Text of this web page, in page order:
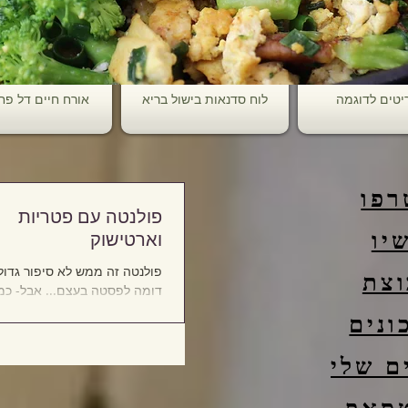
אורח חיים דל לוח סדנאות בישול בריא לדוגמה
פולנטה עם פטריות
וארטישוק
פולנטה זה ממש לא סיפור
דומה לפסטה בעצם... אבל-
לפני שניגשים להכנת
שלי